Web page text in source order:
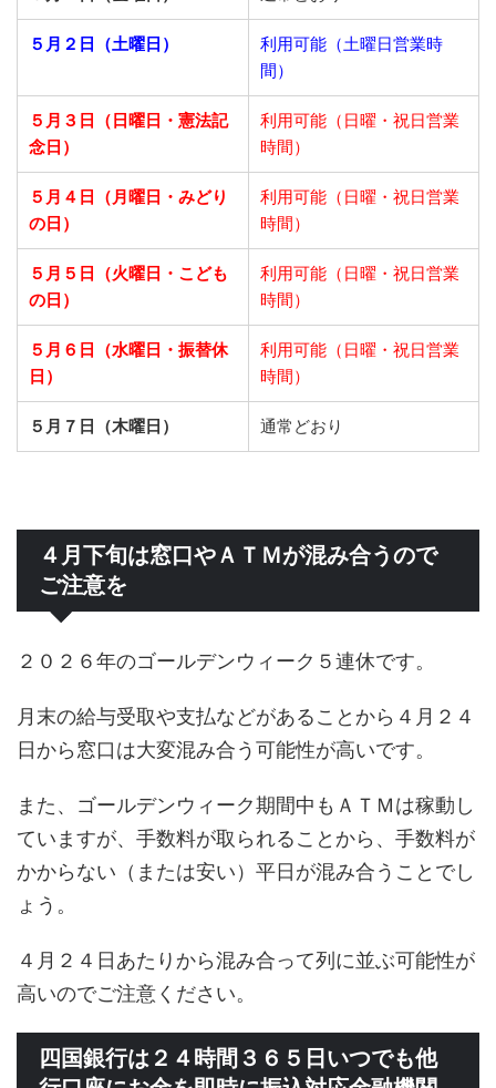
５月２日（土曜日）
利用可能（土曜日営業時
間）
５月３日（日曜日・憲法記
念日）
利用可能（日曜・祝日営業
時間）
５月４日（月曜日・みどり
の日）
利用可能（日曜・祝日営業
時間）
５月５日（火曜日・こども
の日）
利用可能（日曜・祝日営業
時間）
５月６日（水曜日・振替休
日）
利用可能（日曜・祝日営業
時間）
５月７日（木曜日） 通常どおり
４月下旬は窓口やＡＴＭが混み合うので
ご注意を
２０２６年のゴールデンウィーク５連休です。
月末の給与受取や支払などがあることから４月２４
日から窓口は大変混み合う可能性が高いです。
また、ゴールデンウィーク期間中もＡＴＭは稼動し
ていますが、手数料が取られることから、手数料が
かからない（または安い）平日が混み合うことでし
ょう。
４月２４日あたりから混み合って列に並ぶ可能性が
高いのでご注意ください。
四国銀行は２４時間３６５日いつでも他